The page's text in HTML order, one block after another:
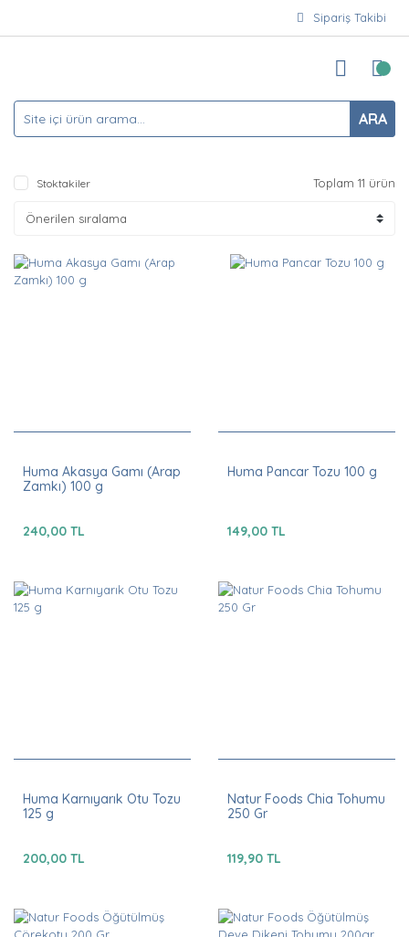
Sipariş Takibi
ARA
Stoktakiler Toplam 11 ürün
Huma Akasya Gamı (Arap
Zamkı) 100 g
240,00 TL
Huma Pancar Tozu 100 g
149,00 TL
Huma Karnıyarık Otu Tozu
125 g
200,00 TL
Natur Foods Chia Tohumu
250 Gr
119,90 TL